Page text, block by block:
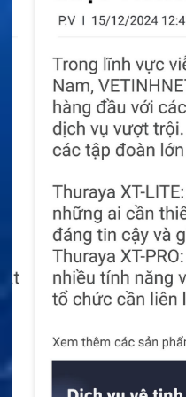
Bảo trì phòng ngừa
hợp. Quá trình kiểm tra
cấp hoặc cấu hình
động xử lý trước khi xảy
Inmarsat FX Fleet Care
bằng mức phí định kỳ.
công được đưa vào
vẫn phụ thuộc cấp đăng
Sim Gọi Điện Thoại
SIM Vệ Tinh
cho nhiều dịch vụ
SIM Vệ Tinh Thanh
SIM Vệ Tinh Thanh
FleetPhone